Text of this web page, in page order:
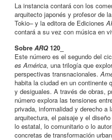
La instancia contará con los
arquitecto japonés y profesor de
Tokio– y la editora de Ediciones
contará a su vez con música en
Sobre ARQ120_
Este número es el segundo del
es América, una trilogía que
perspectivas transnacionales.
habita la ciudad en un continente
y desiguales. A través de obras,
número explora las tensiones
privada, informalidad y derecho a
arquitectura, el paisaje y el
lo estatal, lo comunitario o lo
concretas de transformación